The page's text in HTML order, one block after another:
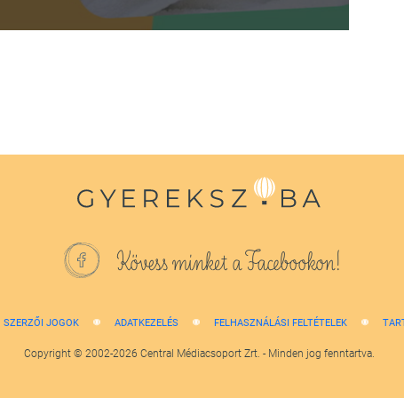
Kövess minket a Facebookon!
SZERZŐI JOGOK ADATKEZELÉS FELHASZNÁLÁSI FELTÉTELEK
Copyright © 2002-2026 Central Médiacsoport Zrt. - Minden jog fenntartva.